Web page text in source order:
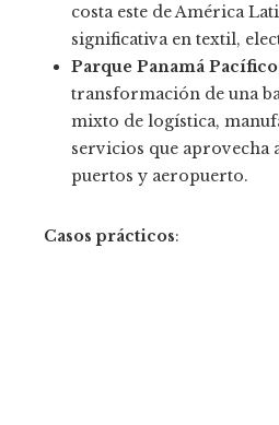
costa este de América
significativa en textil,
Parque Panamá Pacífico
transformación de una
mixto de logística,
servicios que aprovecha
puertos y aeropuerto.
Casos prácticos: